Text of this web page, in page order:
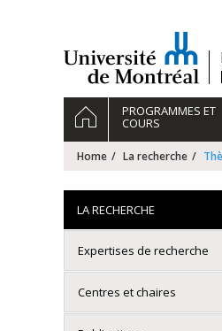
Navigation
principale
HOMEPROGRAMMES ET
COURS
Home La recherche
LA RECHERCHE
Expertises de recherche
Centres et chaires